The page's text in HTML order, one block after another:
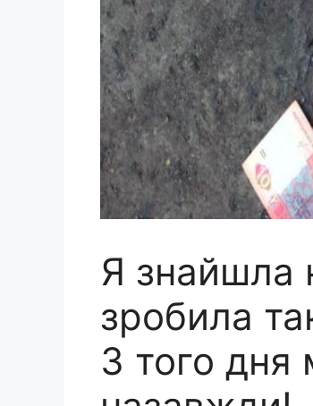
Я знайшла
зробила
З того дня